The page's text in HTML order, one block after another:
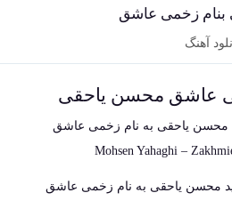
بنام زخمی عاشق
آهنگ
عاشق محسن یاحقی
محسن یاحقی به نام زخمی عاشق
Mohsen Yahaghi–